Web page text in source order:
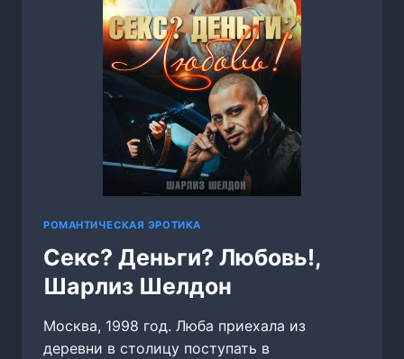
РОМАНТИЧЕСКАЯ ЭРОТИКА
Секс? Деньги? Любовь!,
Шарлиз Шелдон
Москва, 1998 год. Люба приехала из
деревни в столицу поступать в